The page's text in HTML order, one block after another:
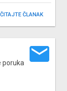
ČLANAK
email
poruka